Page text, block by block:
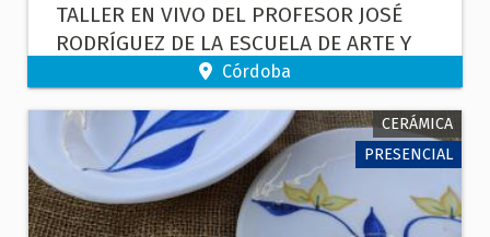
TALLER EN VIVO DEL PROFESOR JOSÉ
RODRÍGUEZ DE LA ESCUELA DE ARTE Y
OFICIOS MATEO INURRIA.
Córdoba
CERÁMICA
PRESENCIAL